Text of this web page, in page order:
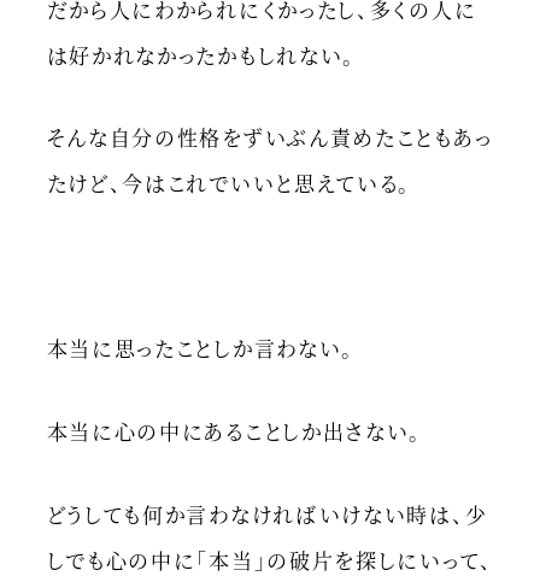
だから人にわかられにくかったし、多くの人に
は好かれなかったかもしれない。
そんな自分の性格をずいぶん責めたこともあっ
たけど、今はこれでいいと思えている。
本当に思ったことしか言わない。
本当に心の中にあることしか出さない。
どうしても何か言わなければいけない時は、少
しでも心の中に「本当」の破片を探しにいって、